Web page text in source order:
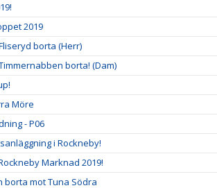
2019
borta (Herr)
borta! (Dam)
Möre
- P06
i Rockneby!
Marknad 2019!
borta mot Tuna Södra